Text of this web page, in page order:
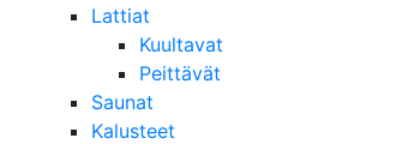
Lattiat
Kuultavat
Peittävät
Saunat
Kalusteet